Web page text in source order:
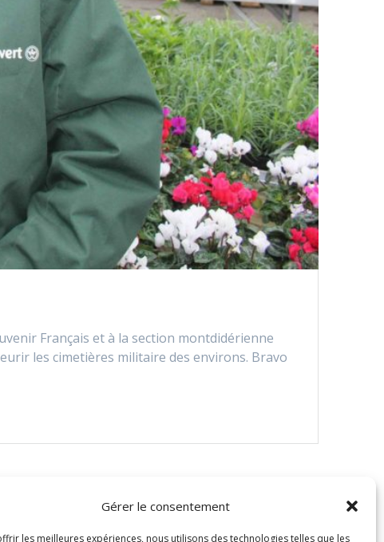
Gérer le consentement
les meilleures expériences, nous utilisons des technologies telles que les
Français et à la section montdidérienne
les cimetières militaire des environs. Bravo